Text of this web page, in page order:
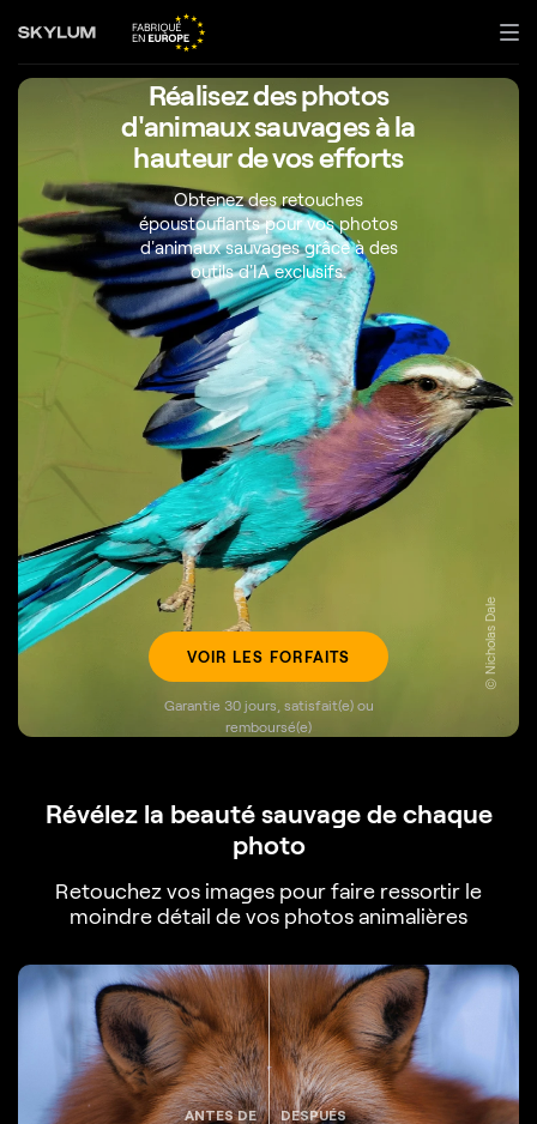
© Nicholas Dale
Réalisez des photos
d'animaux sauvages à la
hauteur de vos efforts
Obtenez des retouches
époustouflants pour vos photos
d'animaux sauvages grâce à des
outils d'IA exclusifs.
VOIR LES FORFAITS
Garantie 30 jours, satisfait(e) ou
remboursé(e)
Révélez la beauté sauvage de chaque
photo
Retouchez vos images pour faire ressortir le
moindre détail de vos photos animalières
ANTES DE DESPUÉS